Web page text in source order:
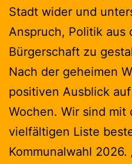
Stadt wider und
Anspruch, Politik aus
Bürgerschaft zu
Nach der geheimen
positiven Ausblick
Wochen. Wir sind mit
vielfältigen Liste
Kommunalwahl 2026.